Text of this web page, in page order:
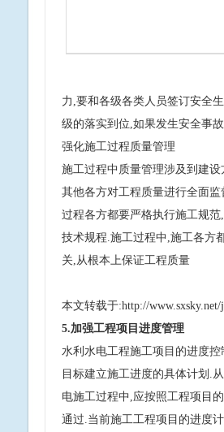
力,要和各级各类人员签订安全
级的落实到位,如果发生安全事
强化施工过程质量管理
施工过程中质量管理涉及到建
其他各方对工程质量进行全面
过程各方都要严格执行施工规
技术规程.施工过程中,施工各方
关,从根本上保证工程质量
本文转载于:http://
5.加强工程项目进度管理
水利水电工程施工项目的进度
目标建立施工进度的具体计划.
电施工过程中,应按照工程项目
通过.当前施工工程项目的进度